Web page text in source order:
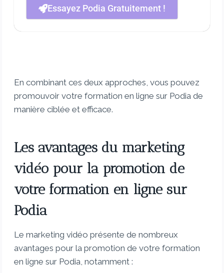
Essayez Podia Gratuitement !
En combinant ces deux approches, vous pouvez
promouvoir votre formation en ligne sur Podia de
manière ciblée et efficace.
Les avantages du marketing
vidéo pour la promotion de
votre formation en ligne sur
Podia
Le marketing vidéo présente de nombreux
avantages pour la promotion de votre formation
en ligne sur Podia, notamment :